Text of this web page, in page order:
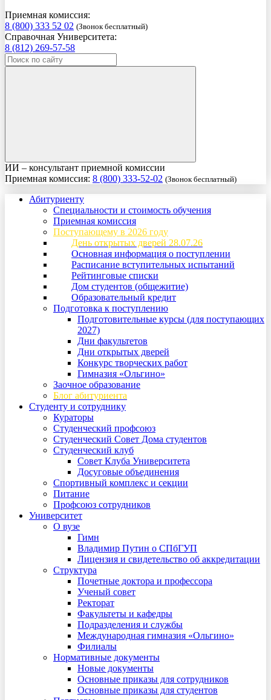
Приемная комиссия:
8 (800) 333 52 02 (Звонок бесплатный)
Справочная Университета:
8 (812) 269-57-58
ИИ – консультант приемной комиссии
Приемная комиссия: 8 (800) 333-52-02 (Звонок бесплатный)
Абитуриенту
Специальности и стоимость обучения
Приемная комиссия
Поступающему в 2026 году
День открытых дверей 28.07.26
Основная информация о поступлении
Расписание вступительных испытаний
Рейтинговые списки
Дом студентов (общежитие)
Образовательный кредит
Подготовка к поступлению
Подготовительные курсы (для поступающих
2027)
Дни факультетов
Дни открытых дверей
Конкурс творческих работ
Гимназия «Ольгино»
Заочное образование
Блог абитуриента
Студенту и сотруднику
Кураторы
Студенческий профсоюз
Студенческий Совет Дома студентов
Студенческий клуб
Совет Клуба Университета
Досуговые объединения
Спортивный комплекс и секции
Питание
Профсоюз сотрудников
Университет
О вузе
Гимн
Владимир Путин о СПбГУП
Лицензия и свидетельство об аккредитации
Структура
Почетные доктора и профессора
Ученый совет
Ректорат
Факультеты и кафедры
Подразделения и службы
Международная гимназия «Ольгино»
Филиалы
Нормативные документы
Новые документы
Основные приказы для сотрудников
Основные приказы для студентов